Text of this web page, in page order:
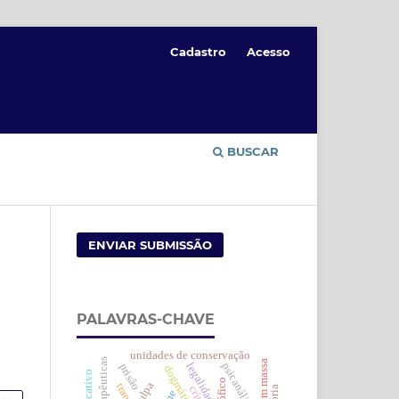
BUSCAR
Cadastro Acesso
ENVIAR SUBMISSÃO
PALAVRAS-CHAVE
psicanálise
unidades de conservação
legalidade
prisão